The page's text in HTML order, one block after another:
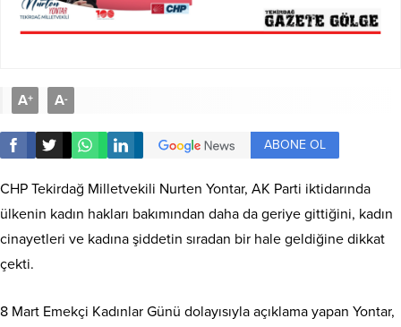
A+ A-
ABONE OL
CHP Tekirdağ Milletvekili Nurten Yontar, AK Parti iktidarında
ülkenin kadın hakları bakımından daha da geriye gittiğini, kadın
cinayetleri ve kadına şiddetin sıradan bir hale geldiğine dikkat
çekti.
8 Mart Emekçi Kadınlar Günü dolayısıyla açıklama yapan Yontar,